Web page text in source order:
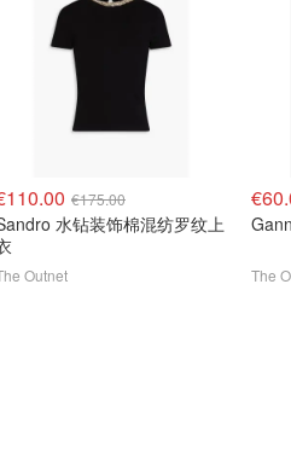
€175.00
水钻装饰棉混纺罗纹上
Outnet The